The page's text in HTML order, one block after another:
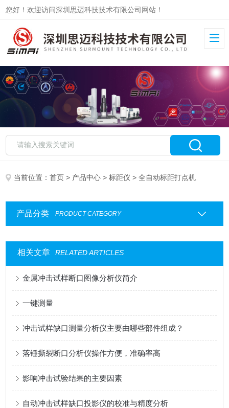
您好！欢迎访问深圳思迈科技技术有限公司网站！
当前位置：首页 > 产品中心 >标距仪 > 全自动标距打点机
产品分类 PRODUCT CATEGORY
相关文章 RELATED ARTICLES
金属冲击试样断口图像分析仪简介
一键测量
冲击试样缺口测量分析仪主要由哪些部件组成？
落锤撕裂断口分析仪操作方便，准确率高
影响冲击试验结果的主要因素
自动冲击试样缺口投影仪的校准与精度分析